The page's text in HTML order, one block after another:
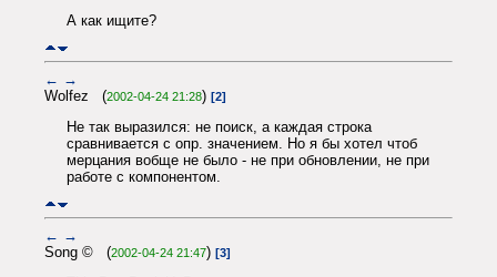
А как ищите?
← →
Wolfez (2002-04-24 21:28) [2]
Не так выразился: не поиск, а каждая строка
сравнивается с опр. значением. Но я бы хотел чтоб
мерцания вобще не было - не при обновлении, не при
работе с компонентом.
← →
Song © (2002-04-24 21:47) [3]